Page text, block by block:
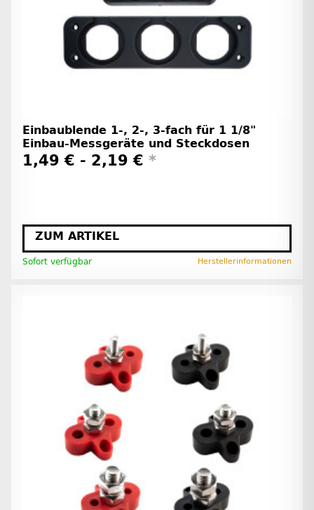
Einbaublende 1-, 2-, 3-fach für 1 1/8"
Einbau-Messgeräte und Steckdosen
1,49 € - 2,19 € *
ZUM ARTIKEL
Sofort verfügbar Herstellerinformationen